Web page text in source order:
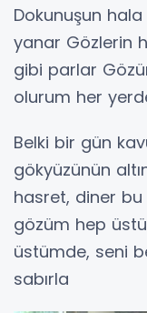
Dokunuşun
yanar Gözlerin
gibi parlar
olurum her
Belki bir gün
gökyüzünün
hasret, diner bu
gözüm hep
üstümde, seni
sabırla